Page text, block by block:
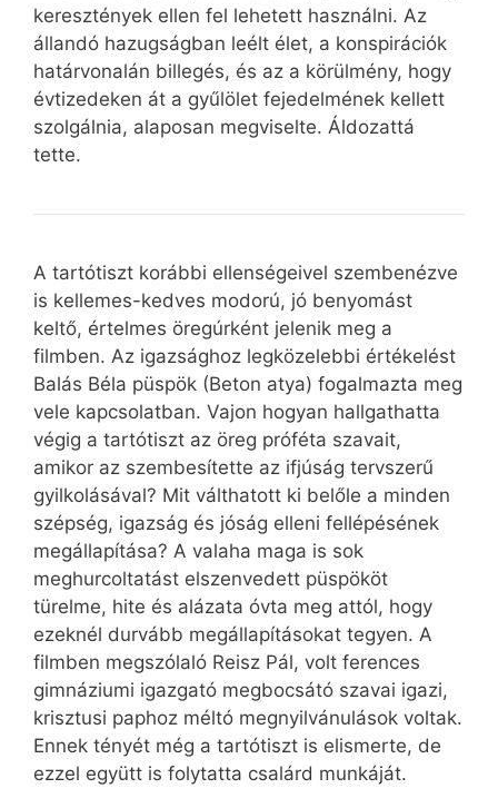
keresztények ellen fel lehetett használni. Az
állandó hazugságban leélt élet, a konspirációk
határvonalán billegés, és az a körülmény, hogy
évtizedeken át a gyűlölet fejedelmének kellett
szolgálnia, alaposan megviselte. Áldozattá
tette.
A tartótiszt korábbi ellenségeivel szembenézve
is kellemes-kedves modorú, jó benyomást
keltő, értelmes öregúrként jelenik meg a
filmben. Az igazsághoz legközelebbi értékelést
Balás Béla püspök (Beton atya) fogalmazta meg
vele kapcsolatban. Vajon hogyan hallgathatta
végig a tartótiszt az öreg próféta szavait,
amikor az szembesítette az ifjúság tervszerű
gyilkolásával? Mit válthatott ki belőle a minden
szépség, igazság és jóság elleni fellépésének
megállapítása? A valaha maga is sok
meghurcoltatást elszenvedett püspököt
türelme, hite és alázata óvta meg attól, hogy
ezeknél durvább megállapításokat tegyen. A
filmben megszólaló Reisz Pál, volt ferences
gimnáziumi igazgató megbocsátó szavai igazi,
krisztusi paphoz méltó megnyilvánulások voltak.
Ennek tényét még a tartótiszt is elismerte, de
ezzel együtt is folytatta csalárd munkáját.